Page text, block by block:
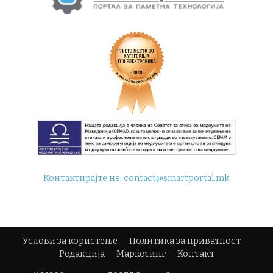
Контактирајте не:contact@smartportal.mk
Услови за користење
Политика за приватност
Редакција
Маркетинг Контакт